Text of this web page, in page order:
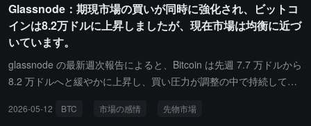
ボラティリティは持続的に低下しており、ボラティリティリスクプ
レミアムが拡大し、ヘッジ保護コストが相対的にコントロール可能
になっています。オプションのポジションは依然として防御的で
す。偏度指標は下方保護の需要が再び現れたことを示しており、7
5,000ドル近くの負のガンマ範囲は現物価格がヘッジ流動性の増大
いことを示しています。
Glassnode：期現市場の買いが同時に強化され、ビットコ
インは8.2万ドルに上昇しましたが、現在市場は均衡に近づ
いています。
glassnode の最新週次報告によると、Bitcoin は先週 7.7 万ドルから
8.2 万ドルへと緩やかに上昇し、買い圧力が調整の中で持続してい
いる。現物 CVD は急上昇し、強い強気の感情と価格上昇に対する
2026-05-12 BTC 市場の感情 先物市場